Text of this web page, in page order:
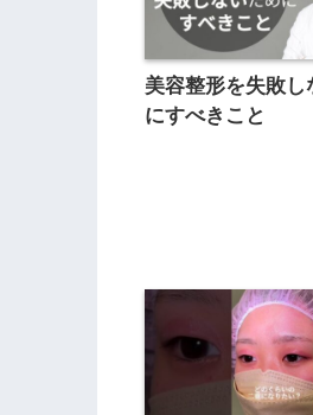
美容整形を失敗し
にすべきこと